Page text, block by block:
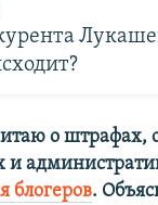
о штрафах,
и
блогеров.